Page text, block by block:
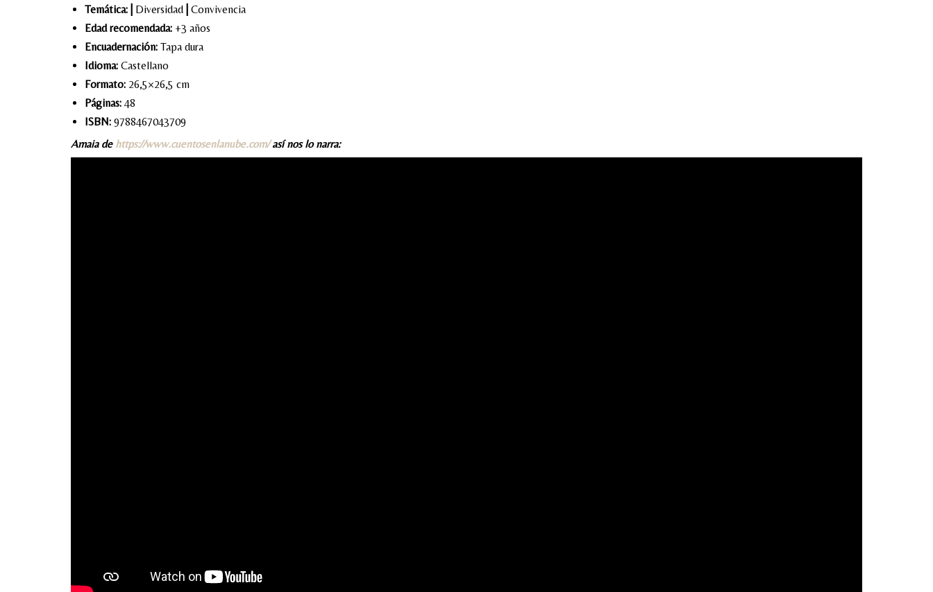
Temática:
Diversidad Convivencia
Edad recomendada: +3 años
Encuadernación: Tapa dura
Idioma: Castellano
Formato: 26,5×26,5 cm
Páginas: 48
ISBN: 9788467043709
Amaia de https://www.cuentosenlanube.com/así nos lo narra: